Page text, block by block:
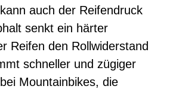
auch der Reifendruck
senkt ein härter
Reifen den Rollwiderstand
schneller und zügiger
Mountainbikes, die